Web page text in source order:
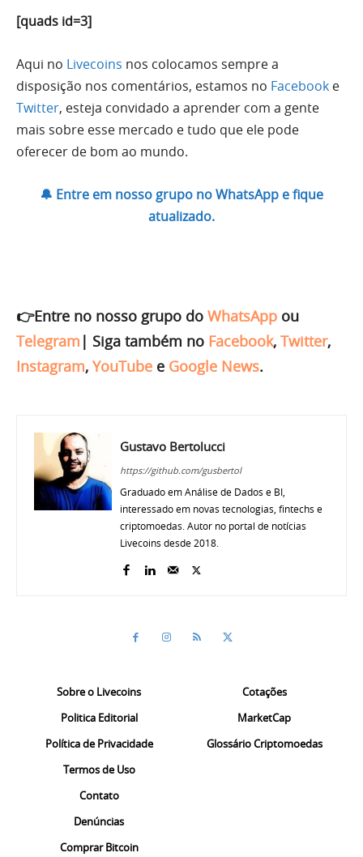
[quads id=3]
Aqui no Livecoins nos colocamos sempre a
disposição nos comentários, estamos no Facebook e
Twitter, esteja convidado a aprender com a gente
mais sobre esse mercado e tudo que ele pode
oferecer de bom ao mundo.
🔔 Entre em nosso grupo no WhatsApp e fique
atualizado.
👉Entre no nosso grupo do WhatsApp ou
Telegram | Siga também no Facebook, Twitter,
Instagram, YouTube e Google News.
Gustavo Bertolucci
https://github.com/gusbertol
Graduado em Análise de Dados e BI,
interessado em novas tecnologias, fintechs e
criptomoedas. Autor no portal de notícias
Livecoins desde 2018.
Sobre o Livecoins
Politica Editorial
Política de Privacidade
Termos de Uso
Contato
Denúncias
Comprar Bitcoin
Cotações
MarketCap
Glossário Criptomoedas